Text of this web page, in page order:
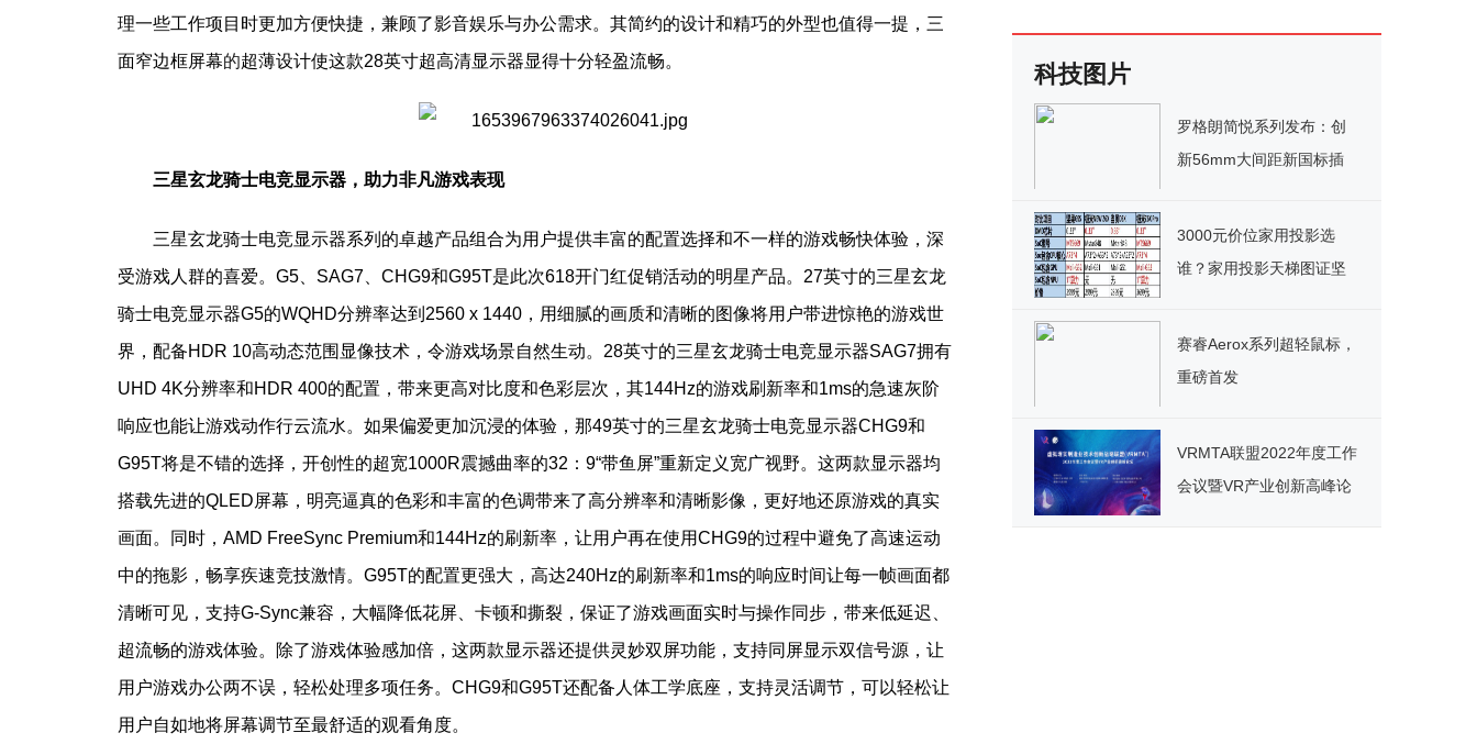
理一些工作项目时更加方便快捷，兼顾了影音娱乐与办公需求。其简约的设计和精巧的外型也值得一提，三
面窄边框屏幕的超薄设计使这款28英寸超高清显示器显得十分轻盈流畅。
三星玄龙骑士电竞显示器，助力非凡游戏表现
三星玄龙骑士电竞显示器系列的卓越产品组合为用户提供丰富的配置选择和不一样的游戏畅快体验，深
受游戏人群的喜爱。G5、SAG7、CHG9和G95T是此次618开门红促销活动的明星产品。27英寸的三星玄龙
骑士电竞显示器G5的WQHD分辨率达到2560 x 1440，用细腻的画质和清晰的图像将用户带进惊艳的游戏世
界，配备HDR 10高动态范围显像技术，令游戏场景自然生动。28英寸的三星玄龙骑士电竞显示器SAG7拥有
UHD 4K分辨率和HDR 400的配置，带来更高对比度和色彩层次，其144Hz的游戏刷新率和1ms的急速灰阶
响应也能让游戏动作行云流水。如果偏爱更加沉浸的体验，那49英寸的三星玄龙骑士电竞显示器CHG9和
G95T将是不错的选择，开创性的超宽1000R震撼曲率的32：9“带鱼屏”重新定义宽广视野。这两款显示器均
搭载先进的QLED屏幕，明亮逼真的色彩和丰富的色调带来了高分辨率和清晰影像，更好地还原游戏的真实
画面。同时，AMD FreeSync Premium和144Hz的刷新率，让用户再在使用CHG9的过程中避免了高速运动
中的拖影，畅享疾速竞技激情。G95T的配置更强大，高达240Hz的刷新率和1ms的响应时间让每一帧画面都
清晰可见，支持G-Sync兼容，大幅降低花屏、卡顿和撕裂，保证了游戏画面实时与操作同步，带来低延迟、
超流畅的游戏体验。除了游戏体验感加倍，这两款显示器还提供灵妙双屏功能，支持同屏显示双信号源，让
用户游戏办公两不误，轻松处理多项任务。CHG9和G95T还配备人体工学底座，支持灵活调节，可以轻松让
用户自如地将屏幕调节至最舒适的观看角度。
科技图片
罗格朗简悦系列发布：创
新56mm大间距新国标插
3000元价位家用投影选
谁？家用投影天梯图证坚
赛睿Aerox系列超轻鼠标，
重磅首发
VRMTA联盟2022年度工作
会议暨VR产业创新高峰论